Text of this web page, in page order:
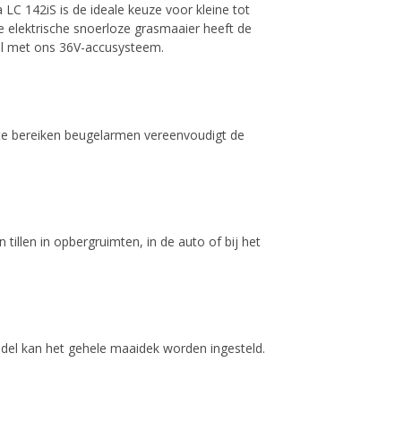
142iS is de ideale keuze voor kleine tot
snoerloze grasmaaier heeft de
ons 36V-accusysteem.
bereiken beugelarmen vereenvoudigt de
tillen in opbergruimten, in de auto of bij het
kan het gehele maaidek worden ingesteld.